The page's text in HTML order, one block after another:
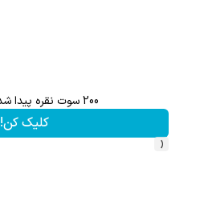
200 سوت نقره پیدا شده برای تو!!!
کلیک کن!
‹